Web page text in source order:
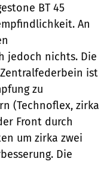
BT 45
An
jedoch nichts. Die
ist
zu
(Technoflex, zirka
Front durch
um zirka zwei
Die